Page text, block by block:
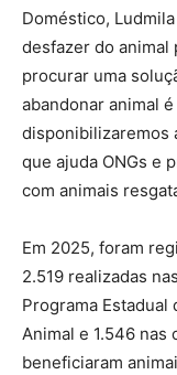
Doméstico,
desfazer do animal
procurar uma
abandonar animal
disponibilizaremos
que ajuda ONGs e
com animais
Em 2025, foram
2.519 realizadas
Programa Estadual
Animal e 1.546 nas
beneficiaram